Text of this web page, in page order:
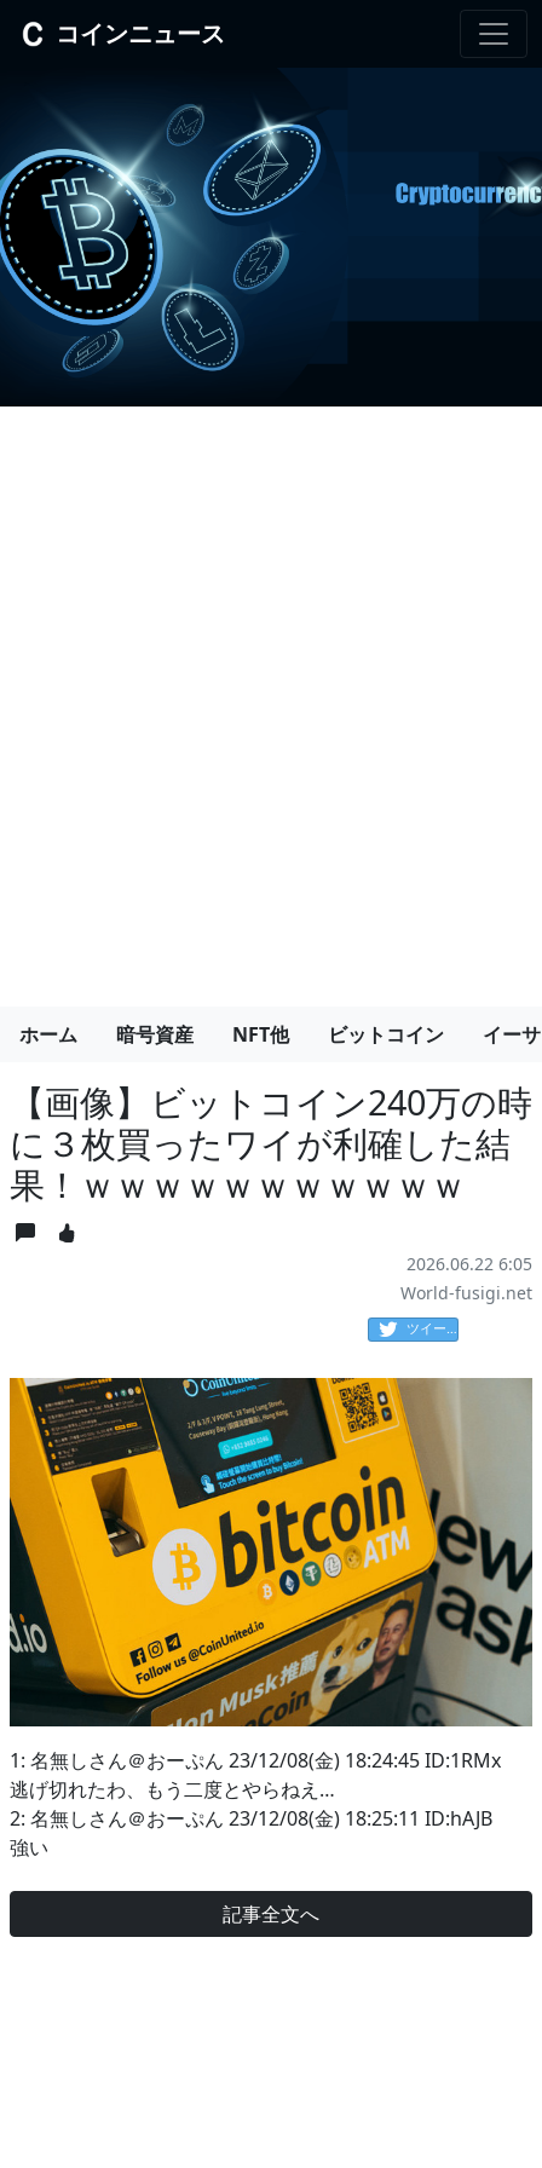
コインニュース
ホーム 暗号資産 NFT他 ビットコイン イー
【画像】ビットコイン240万の時
に３枚買ったワイが利確した結
果！ｗｗｗｗｗｗｗｗｗｗｗ
2026.06.22 6:05
World-fusigi.net
ツイート
1: 名無しさん＠おーぷん 23/12/08(金) 18:24:45 ID:1RMx
逃げ切れたわ、もう二度とやらねえ…
2: 名無しさん＠おーぷん 23/12/08(金) 18:25:11 ID:hAJB
強い
記事全文へ